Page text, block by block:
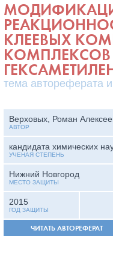
КЛЕЕВЫХ
КОМПЛЕКСОВ
тема автореферата
Верховых, Роман
АВТОР
кандидата химических
УЧЕНАЯ СТЕПЕНЬ
Нижний Новгород
МЕСТО ЗАЩИТЫ
2015
ГОД ЗАЩИТЫ
ЧИТАТЬ АВТОРЕФЕРАТ